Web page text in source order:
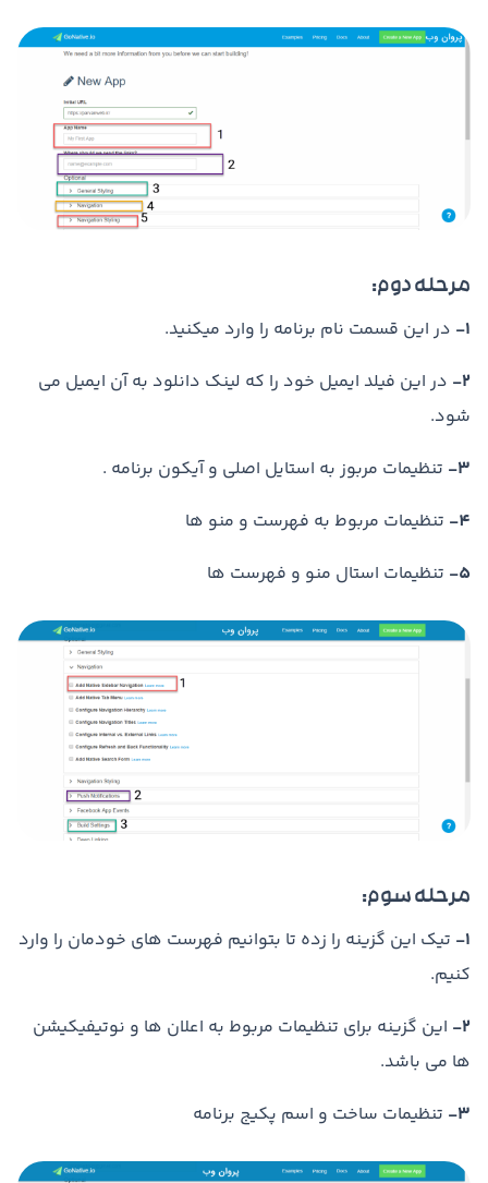
مرحله دوم:
1- در این قسمت نام برنامه را وارد میکنید.
2- در این فیلد ایمیل خود را که لینک دانلود به آن ایمیل می
شود.
3- تنظیمات مربوز به استایل اصلی و آیکون برنامه .
4- تنظیمات مربوط به فهرست و منو ها
5- تنظیمات استال منو و فهرست ها
مرحله سوم:
1- تیک این گزینه را زده تا بتوانیم فهرست های خودمان را وارد
کنیم.
2- این گزینه برای تنظیمات مربوط به اعلان ها و نوتیفیکیشن
ها می باشد.
3- تنظیمات ساخت و اسم پکیج برنامه